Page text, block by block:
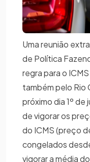
Uma reunião
de Política
regra para o
também pelo Rio
próximo dia 1º de
de vigorar os
do ICMS (preço
congelados
vigorar a média